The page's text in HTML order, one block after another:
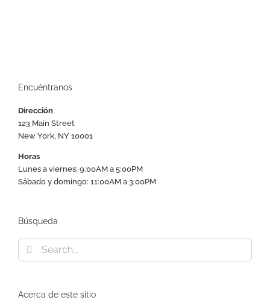
Encuéntranos
Dirección
123 Main Street
New York, NY 10001
Horas
Lunes a viernes: 9:00AM a 5:00PM
Sábado y domingo: 11:00AM a 3:00PM
Búsqueda
Search
Acerca de este sitio